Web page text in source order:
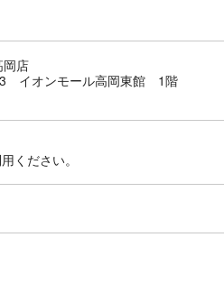
店
イオンモール高岡東館 1階
ください。